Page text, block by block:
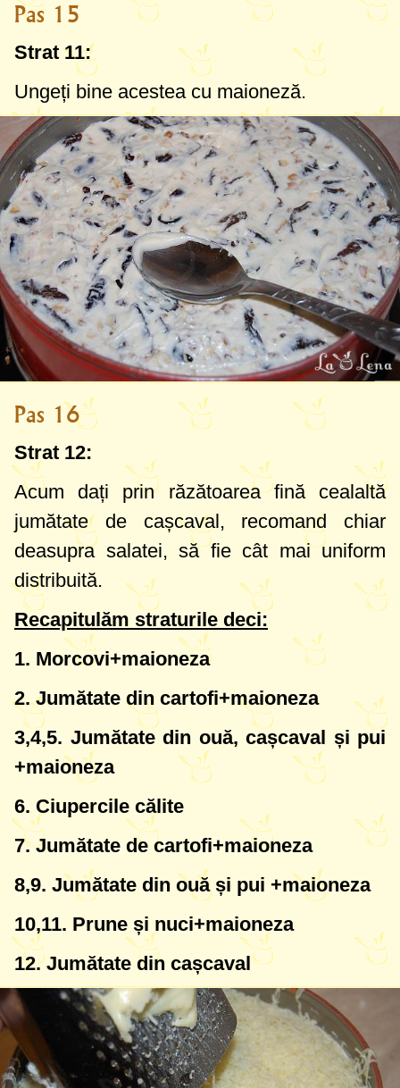
Pas 15
Strat 11:
Ungeți bine acestea cu maioneză.
Pas 16
Strat 12:
Acum dați prin răzătoarea fină cealaltă
jumătate de cașcaval, recomand chiar
deasupra salatei, să fie cât mai uniform
distribuită.
Recapitulăm straturile deci:
1. Morcovi+maioneza
2. Jumătate din cartofi+maioneza
3,4,5. Jumătate din ouă, cașcaval și pui
+maioneza
6. Ciupercile călite
7. Jumătate de cartofi+maioneza
8,9. Jumătate din ouă și pui +maioneza
10,11. Prune și nuci+maioneza
12. Jumătate din cașcaval